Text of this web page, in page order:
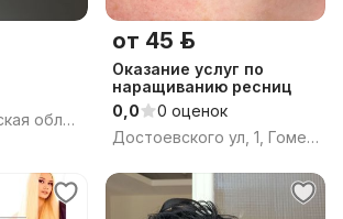
Гомель, Гомельская область
от 45 р.
Оказание услуг по
наращиванию ресниц
0,0
0 оценок
Достоевского ул, 1, Гомель, Гомельская область